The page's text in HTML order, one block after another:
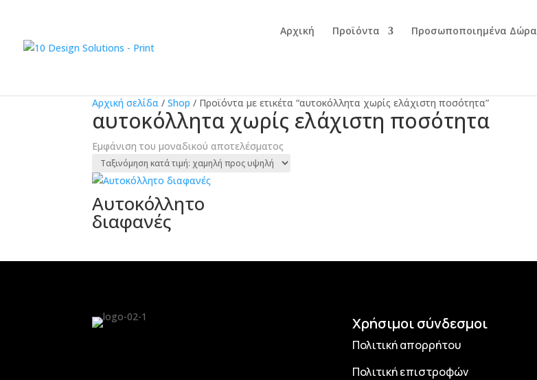
Αρχική Προϊόντα Προσωποποιημένα Δώρα
Αρχική σελίδα /Shop / Προϊόντα με ετικέτα “αυτοκόλλητα χωρίς ελάχιστη ποσότητα”
αυτοκόλλητα χωρίς ελάχιστη ποσότητα
Εμφάνιση του μοναδικού αποτελέσματος
Αυτοκόλλητο
διαφανές
Χρήσιμοι σύνδεσμοι
Πολιτική απορρήτου
Πολιτική επιστροφών